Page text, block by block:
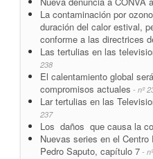
La contaminación por
duración del calor estival,
conforme a las directrices
Las tertulias en las
238
El calentamiento global
compromisos actuales - nº
Lar tertulias en las
237
Los daños que causa la
Nuevas series en el
Pedro Saputo, capítulo 7 -